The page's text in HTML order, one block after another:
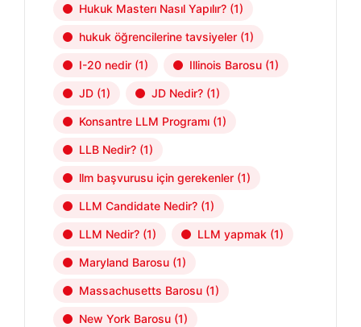
Hukuk Masterı Nasıl Yapılır? (1)
hukuk öğrencilerine tavsiyeler (1)
I-20 nedir (1) Illinois Barosu (1)
JD (1) JD Nedir? (1)
Konsantre LLM Programı (1)
LLB Nedir? (1)
llm başvurusu için gerekenler (1)
LLM Candidate Nedir? (1)
LLM Nedir? (1) LLM yapmak (1)
Maryland Barosu (1)
Massachusetts Barosu (1)
New York Barosu (1)